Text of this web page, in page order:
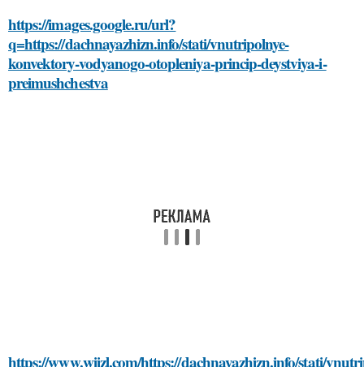
https://images.google.ru/url?
q=https://dachnayazhizn.info/stati/vnutripolnye-
konvektory-vodyanogo-otopleniya-princip-deystviya-i-
preimushchestva
https://www.wiizl.com/https://dachnayazhizn.info/stati/